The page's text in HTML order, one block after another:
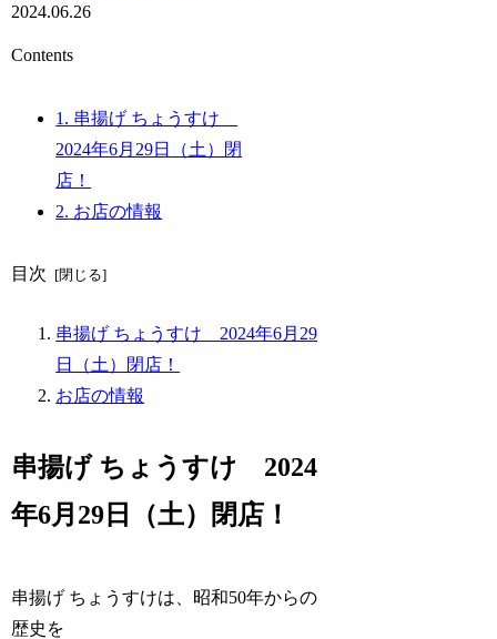
2024.06.26
Contents
1. 串揚げ ちょうすけ
2024年6月29日（土）閉
店！
2. お店の情報
目次
串揚げ ちょうすけ 2024年6月29
日（土）閉店！
お店の情報
串揚げ ちょうすけ 2024
年6月29日（土）閉店！
串揚げ ちょうすけは、昭和50年からの
歴史を